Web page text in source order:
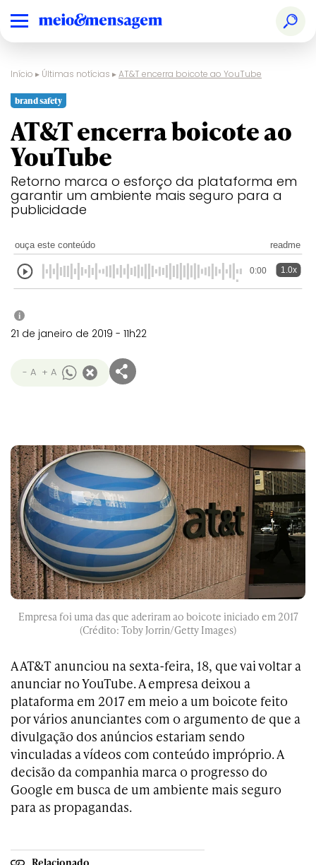
Início ▸ Últimas notícias ▸AT&T encerra boicote ao YouTube
brand safety
AT&T encerra boicote ao
YouTube
Retorno marca o esforço da plataforma em
garantir um ambiente mais seguro para a
publicidade
ouça este conteúdo readme
0:00 1.0x
i
21 de janeiro de 2019 - 11h22
- A + A
Empresa foi uma das que aderiram ao boicote iniciado em 2017
(Crédito: Toby Jorrin/Getty Images)
A AT&T anunciou na sexta-feira, 18, que vai voltar a
anunciar no YouTube. A empresa deixou a
plataforma em 2017 em meio a um boicote feito
por vários anunciantes com o argumento de que a
divulgação dos anúncios estariam sendo
vinculadas a vídeos com conteúdo impróprio. A
decisão da companhia marca o progresso do
Google em busca de um ambiente mais seguro
para as propagandas.
Relacionado